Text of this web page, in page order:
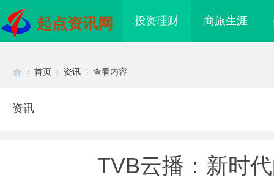
起点资讯网 投资理财 商旅生涯
首页 资讯 查看内容
资讯
TVB云播：新时